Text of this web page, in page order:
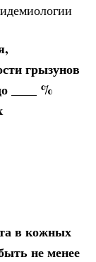
грызунов
____ %
в кожных
не менее